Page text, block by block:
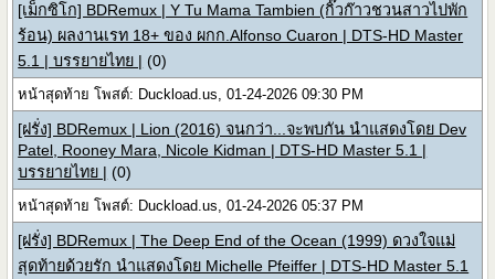
[เม็กซิโก] BDRemux | Y Tu Mama Tambien (กิ๊วก๊าวชวนสาวไปพัก
ร้อน) ผลงานเรท 18+ ของ ผกก.Alfonso Cuaron | DTS-HD Master
5.1 | บรรยายไทย | (0)
หน้าสุดท้าย โพสต์: Duckload.us, 01-24-2026 09:30 PM
[ฝรั่ง] BDRemux | Lion (2016) จนกว่า...จะพบกัน นำแสดงโดย Dev
Patel, Rooney Mara, Nicole Kidman | DTS-HD Master 5.1 |
บรรยายไทย | (0)
หน้าสุดท้าย โพสต์: Duckload.us, 01-24-2026 05:37 PM
[ฝรั่ง] BDRemux | The Deep End of the Ocean (1999) ดวงใจแม่
สุดท้ายด้วยรัก นำแสดงโดย Michelle Pfeiffer | DTS-HD Master 5.1